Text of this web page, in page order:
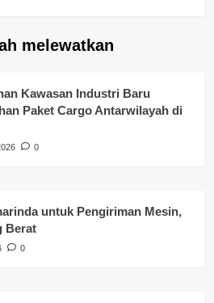
Banyuasin
melewatkan
Kawasan Industri Baru
Paket Cargo Antarwilayah di
0
untuk Pengiriman Mesin,
Berat
0